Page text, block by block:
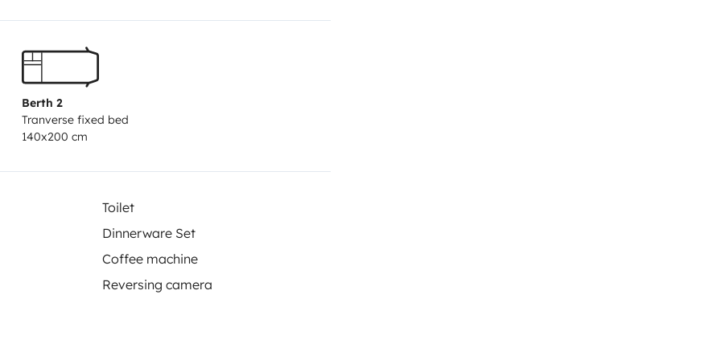
verbringen. NEU: Keine
Berth 2
Tranverse fixed bed
140x200 cm
Toilet
Dinnerware Set
Coffee machine
Reversing camera